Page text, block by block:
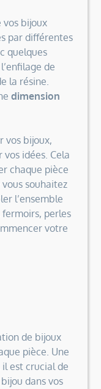
bijoux
par différentes
quelques
de
la résine.
dimension
vos bijoux,
idées. Cela
chaque pièce
souhaitez
l’ensemble
fermoirs, perles
votre
de bijoux
pièce. Une
est crucial de
dans vos